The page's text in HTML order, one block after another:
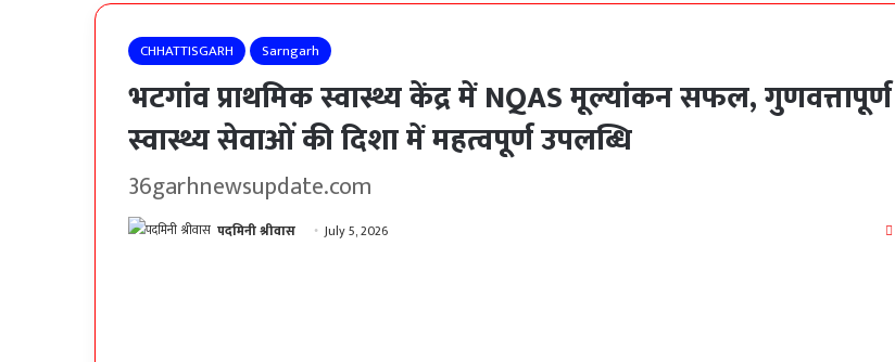
CHHATTISGARH Sarngarh
भटगांव प्राथमिक स्वास्थ्य केंद्र में NQAS मूल्यांकन सफल, गुणवत्तापूर्ण
स्वास्थ्य सेवाओं की दिशा में महत्वपूर्ण उपलब्धि
36garhnewsupdate.com
पदमिनी श्रीवास July 5, 2026